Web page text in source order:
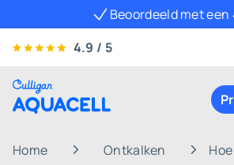
Beoordeeld met een
4.9 / 5
Home Ontkalken